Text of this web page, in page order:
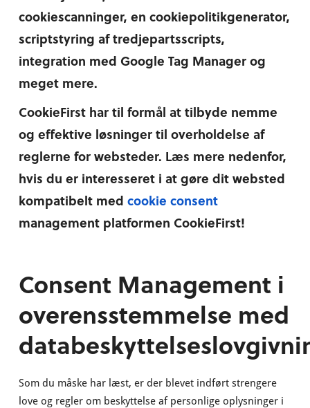
cookiescanninger, en cookiepolitikgenerator,
scriptstyring af tredjepartsscripts,
integration med Google Tag Manager og
meget mere.
CookieFirst har til formål at tilbyde nemme
og effektive løsninger til overholdelse af
reglerne for websteder. Læs mere nedenfor,
hvis du er interesseret i at gøre dit websted
kompatibelt med cookie consent
management platformen CookieFirst!
Consent Management i
overensstemmelse med
Som du måske har læst, er der blevet indført strengere
love og regler om beskyttelse af personlige oplysninger i